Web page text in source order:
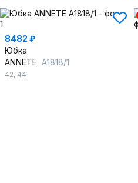
8482 ₽
Юбка
ANNETE A1818/1
42, 44